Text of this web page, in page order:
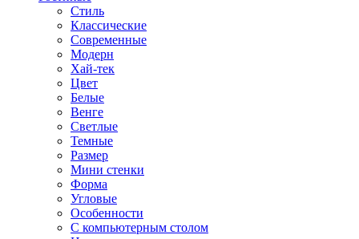
Стиль
Классические
Современные
Модерн
Хай-тек
Цвет
Белые
Венге
Светлые
Темные
Размер
Мини стенки
Форма
Угловые
Особенности
С компьютерным столом